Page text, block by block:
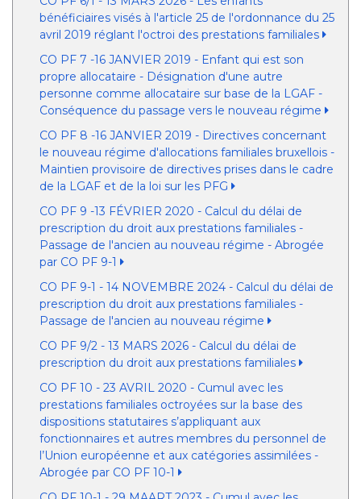
bénéficiaires visés à l'article 25 de l'ordonnance du 25
avril 2019 réglant l'octroi des prestations familiales
CO PF 7 -16 JANVIER 2019 - Enfant qui est son
propre allocataire - Désignation d'une autre
personne comme allocataire sur base de la LGAF -
Conséquence du passage vers le nouveau régime
CO PF 8 -16 JANVIER 2019 - Directives concernant
le nouveau régime d'allocations familiales bruxellois -
Maintien provisoire de directives prises dans le cadre
de la LGAF et de la loi sur les PFG
CO PF 9 -13 FÉVRIER 2020 - Calcul du délai de
prescription du droit aux prestations familiales -
Passage de l'ancien au nouveau régime - Abrogée
par CO PF 9-1
CO PF 9-1 - 14 NOVEMBRE 2024 - Calcul du délai de
prescription du droit aux prestations familiales -
Passage de l'ancien au nouveau régime
CO PF 9/2 - 13 MARS 2026 - Calcul du délai de
prescription du droit aux prestations familiales
CO PF 10 - 23 AVRIL 2020 - Cumul avec les
prestations familiales octroyées sur la base des
dispositions statutaires s’appliquant aux
fonctionnaires et autres membres du personnel de
l’Union européenne et aux catégories assimilées -
Abrogée par CO PF 10-1